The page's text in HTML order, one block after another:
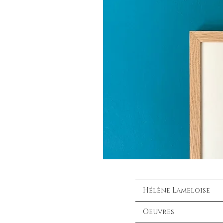
Hélène Lameloise
Oeuvres